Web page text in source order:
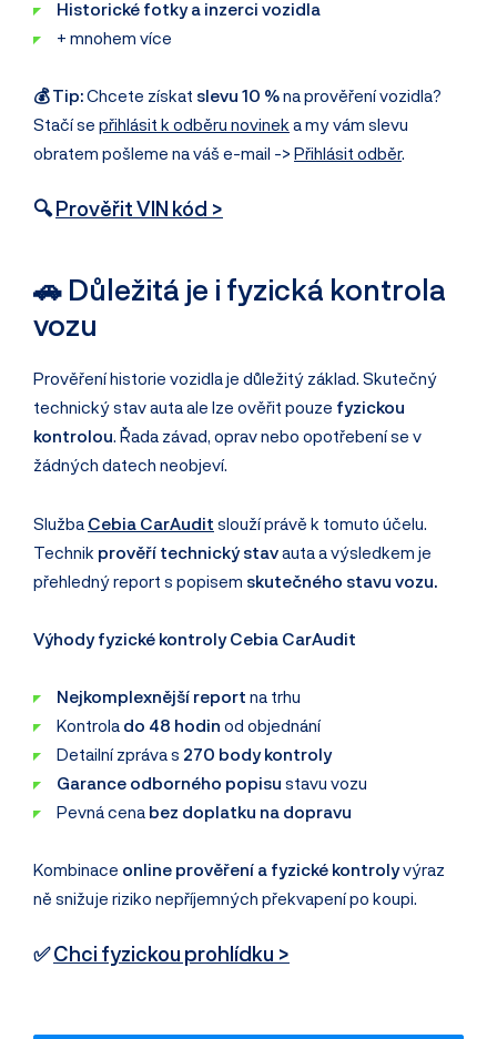
Historické fotky a inzerci vozidla
+ mnohem více
💰 Tip:Chcete získat slevu 10 %na prověření vozidla?
Stačí se přihlásit k odběru novinek a my vám slevu
obratem pošleme na váš e-mail -> Přihlásit odběr.
🔍Prověřit VIN kód >
🚗 Důležitá je i fyzická kontrola
vozu
Prověření historie vozidla je důležitý základ. Skutečný
technický stav auta ale lze ověřit pouze fyzickou
kontrolou. Řada závad, oprav nebo opotřebení se v
žádných datech neobjeví.
Služba Cebia CarAudit slouží právě k tomuto účelu.
Technik prověří technický stavauta a výsledkem je
přehledný report s popisem skutečného stavu vozu.
Výhody fyzické kontroly Cebia CarAudit
Nejkomplexnější report na trhu
Kontrola do 48 hodin od objednání
Detailní zpráva s 270 body kontroly
Garance odborného popisu stavu vozu
Pevná cena bez doplatku na dopravu
Kombinace online prověření a fyzické kontrolyvýraz
ně snižuje riziko nepříjemných překvapení po koupi.
✅Chci fyzickou prohlídku >